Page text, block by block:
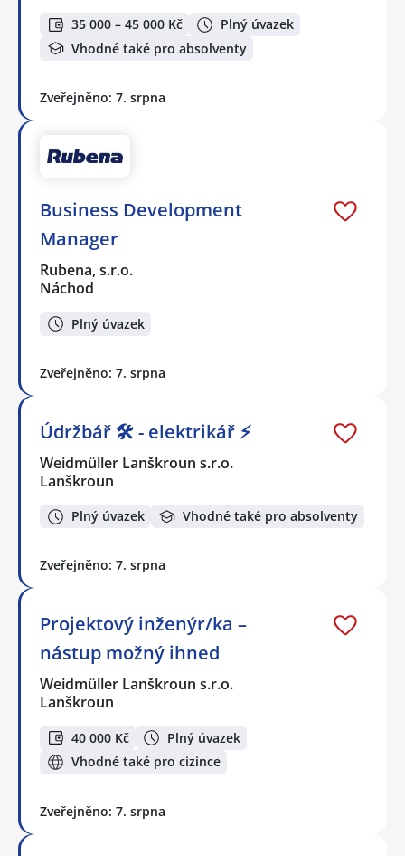
35 000 – 45 000 Kč
Plný úvazek
Vhodné také pro absolventy
Zveřejněno: 7. srpna
Business Development
Manager
Rubena, s.r.o.
Náchod
Plný úvazek
Zveřejněno: 7. srpna
Údržbář 🛠️ - elektrikář ⚡
Weidmüller Lanškroun s.r.o.
Lanškroun
Plný úvazek Vhodné také pro absolventy
Zveřejněno: 7. srpna
Projektový inženýr/ka –
nástup možný ihned
Weidmüller Lanškroun s.r.o.
Lanškroun
40 000 Kč
Plný úvazek
Vhodné také pro cizince
Zveřejněno: 7. srpna